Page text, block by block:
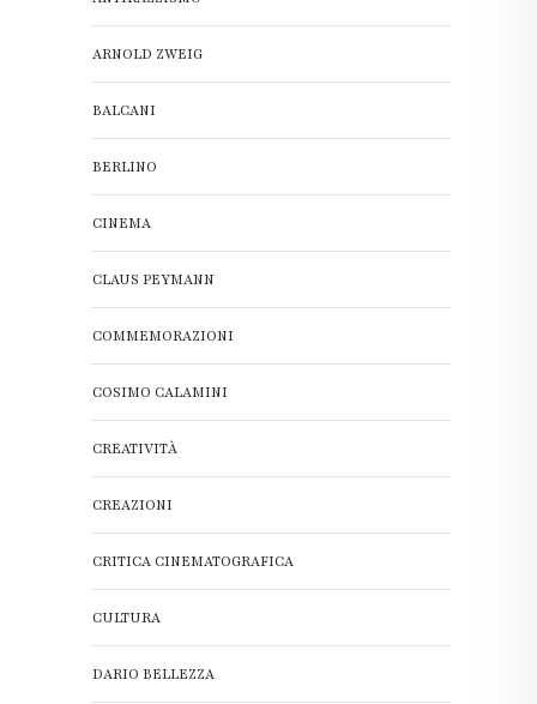
ARNOLD ZWEIG
BALCANI
BERLINO
CINEMA
CLAUS PEYMANN
COMMEMORAZIONI
COSIMO CALAMINI
CREATIVITÀ
CREAZIONI
CRITICA CINEMATOGRAFICA
CULTURA
DARIO BELLEZZA